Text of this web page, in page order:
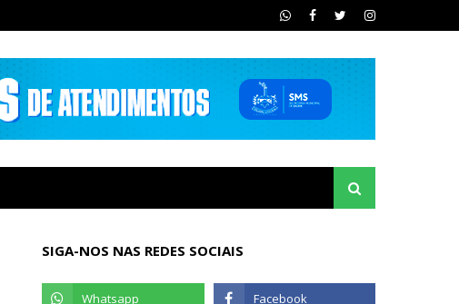
SIGA-NOS NAS REDES SOCIAIS